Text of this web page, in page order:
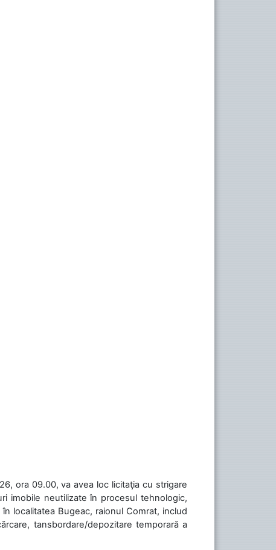
ora 09.00, va avea loc licitaţia cu strigare
imobile neutilizate în procesul tehnologic,
localitatea Bugeac, raionul Comrat, includ
tansbordare/depozitare temporară a